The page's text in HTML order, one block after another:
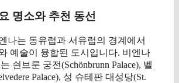
명소와 추천 동선
나는 동유럽과 서유럽의 경계에서
예술이 융합된 도시입니다. 비엔나
쇤브룬 궁전(Schönbrunn Palace), 벨
Palace), 성 슈테판 대성당(St.